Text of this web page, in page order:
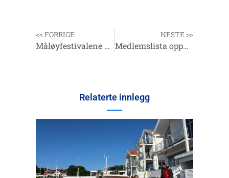
<< FORRIGE
Måløyfestivalene 2015
NESTE >>
Medlemslista oppdatert pr. 10.08.2015. Klubbene bes sjekke sine medlemslister
Relaterte innlegg